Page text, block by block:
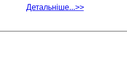
Детальніше...>>